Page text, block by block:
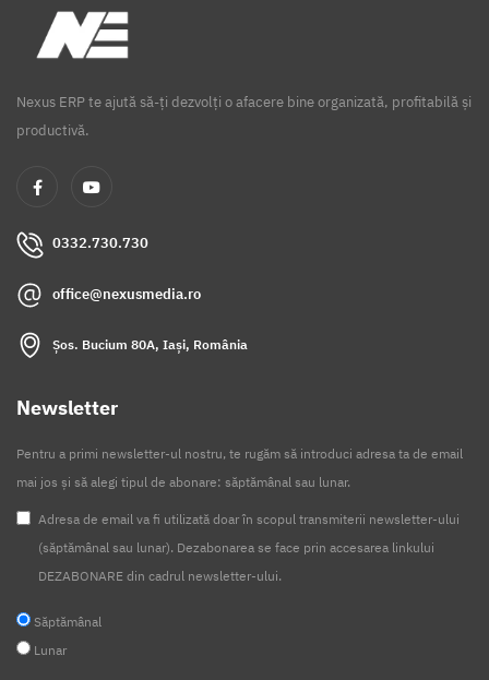
Nexus ERP te ajută să-ți dezvolți o afacere bine organizată, profitabilă și
productivă.
0332.730.730
office@nexusmedia.ro
Șos. Bucium 80A, Iași, România
Newsletter
Pentru a primi newsletter-ul nostru, te rugăm să introduci adresa ta de email
mai jos și să alegi tipul de abonare: săptămânal sau lunar.
Adresa de email va fi utilizată doar în scopul transmiterii newsletter-ului
(săptămânal sau lunar). Dezabonarea se face prin accesarea linkului
DEZABONARE din cadrul newsletter-ului.
Săptămânal
Lunar